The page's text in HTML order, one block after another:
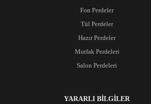
Fon Perdeler
Tül Perdeler
Hazır Perdeler
Mutfak Perdeleri
Salon Perdeleri
YARARLI BİLGİLER